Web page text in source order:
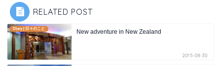
RELATED POST
Diary | 日々のこと New adventure in New Zealand
2015-08-30